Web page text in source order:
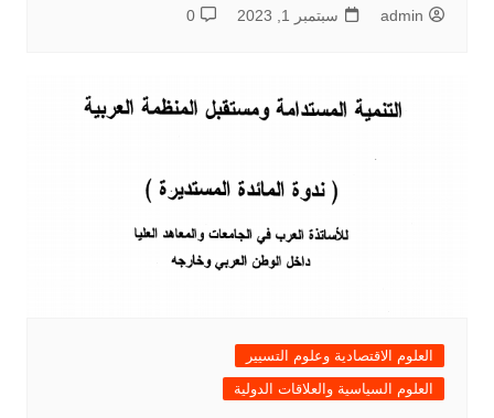
admin سبتمبر 1, 2023 0
العلوم الاقتصادية وعلوم التسيير
العلوم السياسية والعلاقات الدولية